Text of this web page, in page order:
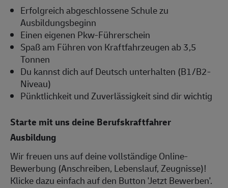
Erfolgreich abgeschlossene Schule zu
Ausbildungsbeginn
Einen eigenen Pkw-Führerschein
Spaß am Führen von Kraftfahrzeugen ab 3,5
Tonnen
Du kannst dich auf Deutsch unterhalten (B1/B2-
Niveau)
Pünktlichkeit und Zuverlässigkeit sind dir wichtig
Starte mit uns deine Berufskraftfahrer
Ausbildung
Wir freuen uns auf deine vollständige Online-
Bewerbung (Anschreiben, Lebenslauf, Zeugnisse)!
Klicke dazu einfach auf den Button 'Jetzt Bewerben'.